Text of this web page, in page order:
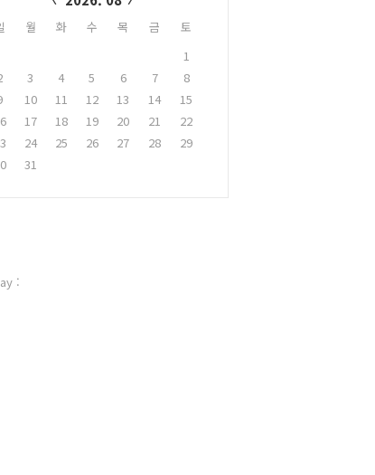
월 화 수 목 금
토
1
3 4 5 6 7
8
10 11 12 13 14
15
17 18 19 20 21
22
24 25 26 27 28
29
31
: